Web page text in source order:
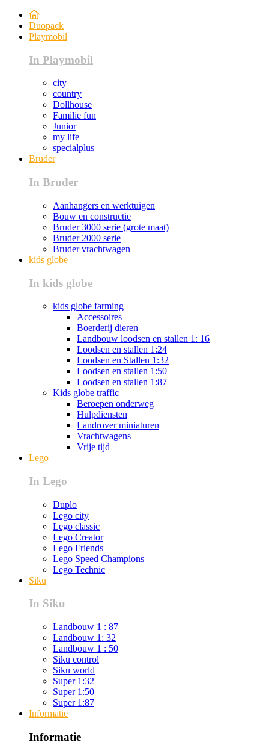
Duopack
Playmobil
In Playmobil
city
country
Dollhouse
Familie fun
Junior
my life
specialplus
Bruder
In Bruder
Aanhangers en werktuigen
Bouw en constructie
Bruder 3000 serie (grote maat)
Bruder 2000 serie
Bruder vrachtwagen
kids globe
In kids globe
kids globe farming
Accessoires
Boerderij dieren
Landbouw loodsen en stallen 1: 16
Loodsen en stallen 1:24
Loodsen en Stallen 1:32
Loodsen en stallen 1:50
Loodsen en stallen 1:87
Kids globe traffic
Beroepen onderweg
Hulpdiensten
Landrover miniaturen
Vrachtwagens
Vrije tijd
Lego
In Lego
Duplo
Lego city
Lego classic
Lego Creator
Lego Friends
Lego Speed Champions
Lego Technic
Siku
In Siku
Landbouw 1 : 87
Landbouw 1: 32
Landbouw 1 : 50
Siku control
Siku world
Super 1:32
Super 1:50
Super 1:87
Informatie
Informatie